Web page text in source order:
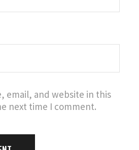
email, and website in this
next time I comment.